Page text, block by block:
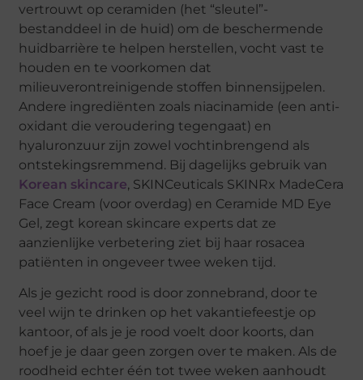
vertrouwt op ceramiden (het “sleutel”-
bestanddeel in de huid) om de beschermende
huidbarrière te helpen herstellen, vocht vast te
houden en te voorkomen dat
milieuverontreinigende stoffen binnensijpelen.
Andere ingrediënten zoals niacinamide (een anti-
oxidant die veroudering tegengaat) en
hyaluronzuur zijn zowel vochtinbrengend als
ontstekingsremmend. Bij dagelijks gebruik van
Korean skincare, SKINCeuticals SKINRx MadeCera
Face Cream (voor overdag) en Ceramide MD Eye
Gel, zegt korean skincare experts dat ze
aanzienlijke verbetering ziet bij haar rosacea
patiënten in ongeveer twee weken tijd.
Als je gezicht rood is door zonnebrand, door te
veel wijn te drinken op het vakantiefeestje op
kantoor, of als je je rood voelt door koorts, dan
hoef je je daar geen zorgen over te maken. Als de
roodheid echter één tot twee weken aanhoudt